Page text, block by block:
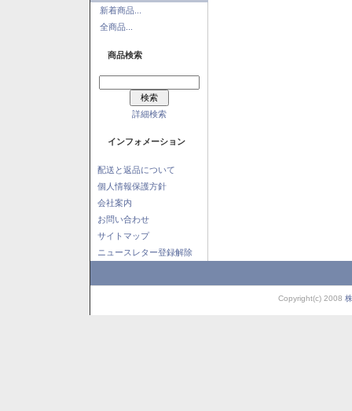
新着商品...
全商品...
商品検索
詳細検索
インフォメーション
配送と返品について
個人情報保護方針
会社案内
お問い合わせ
サイトマップ
ニュースレター登録解除
Copyright(c) 2008